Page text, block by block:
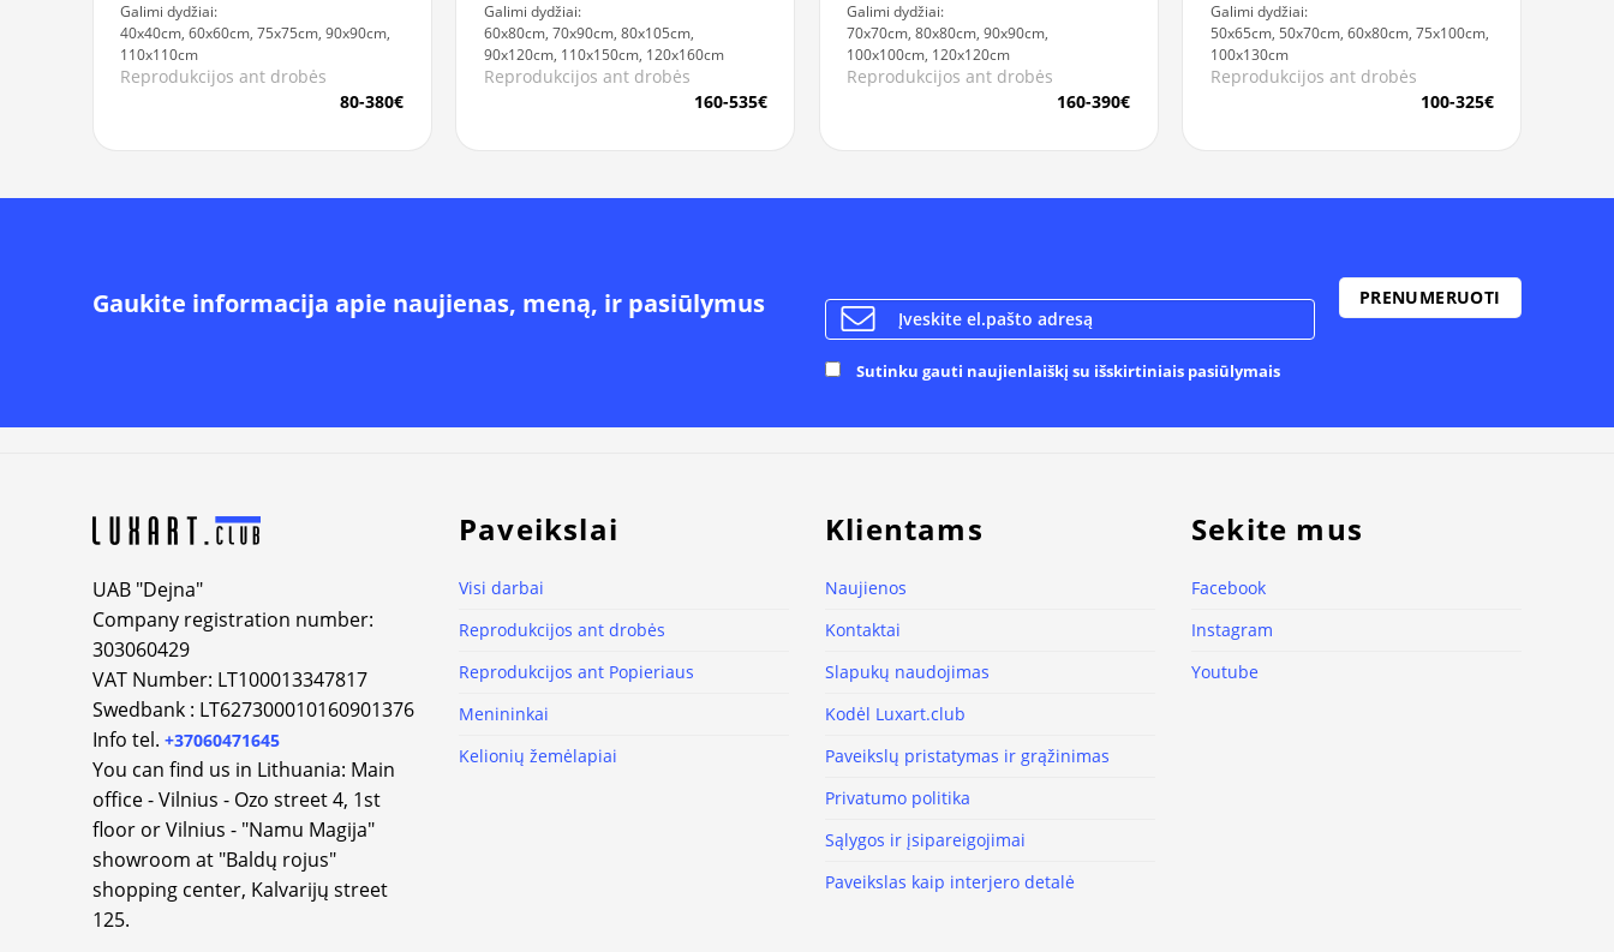
Galimi dydžiai:
40x40cm, 60x60cm, 75x75cm, 90x90cm,
110x110cm
Reprodukcijos ant drobės
80-380€
Galimi dydžiai:
60x80cm, 70x90cm, 80x105cm,
90x120cm, 110x150cm, 120x160cm
Reprodukcijos ant drobės
160-535€
Galimi dydžiai:
70x70cm, 80x80cm, 90x90cm,
100x100cm, 120x120cm
Reprodukcijos ant drobės
160-390€
Galimi dydžiai:
50x65cm, 50x70cm, 60x80cm, 75x100cm,
100x130cm
Reprodukcijos ant drobės
100-325€
Gaukite informacija apie naujienas, meną, ir pasiūlymus
Sutinku gauti naujienlaiškį su išskirtiniais pasiūlymais
UAB "Dejna"
Company registration number:
303060429
VAT Number: LT100013347817
Swedbank : LT627300010160901376
Info tel. +37060471645
You can find us in Lithuania: Main
office - Vilnius - Ozo street 4, 1st
floor or Vilnius - "Namu Magija"
showroom at "Baldų rojus"
shopping center, Kalvarijų street
125.
Paveikslai
Visi darbai
Reprodukcijos ant drobės
Reprodukcijos ant Popieriaus
Menininkai
Kelionių žemėlapiai
Klientams
Naujienos
Kontaktai
Slapukų naudojimas
Kodėl Luxart.club
Paveikslų pristatymas ir grąžinimas
Privatumo politika
Sąlygos ir įsipareigojimai
Paveikslas kaip interjero detalė
Sekite mus
Facebook
Instagram
Youtube